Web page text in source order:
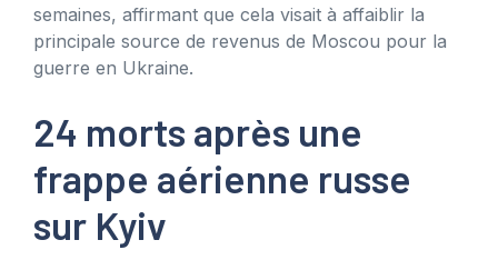
semaines, affirmant que cela visait à affaiblir la
principale source de revenus de Moscou pour la
guerre en Ukraine.
24 morts après une
frappe aérienne russe
sur Kyiv